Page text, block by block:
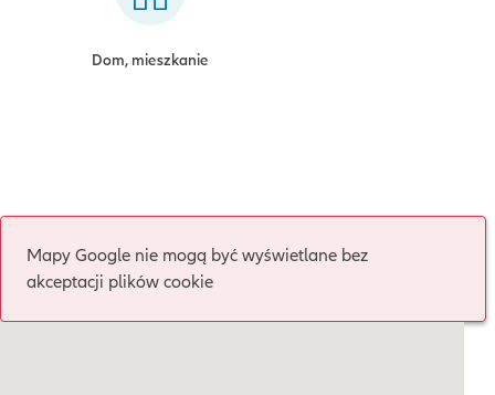
Dom, mieszkanie
Mapy Google nie mogą być wyświetlane bez
akceptacji plików cookie